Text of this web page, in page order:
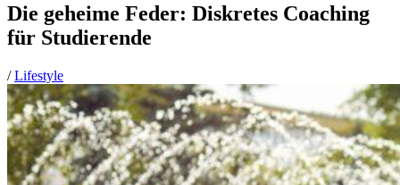
Die geheime Feder: Diskretes Coaching
für Studierende
/Lifestyle